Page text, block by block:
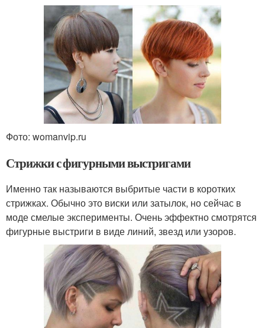
Фото: womanvip.ru
Стрижки с фигурными выстригами
Именно так называются выбритые части в коротких
стрижках. Обычно это виски или затылок, но сейчас в
моде смелые эксперименты. Очень эффектно смотрятся
фигурные выстриги в виде линий, звезд или узоров.